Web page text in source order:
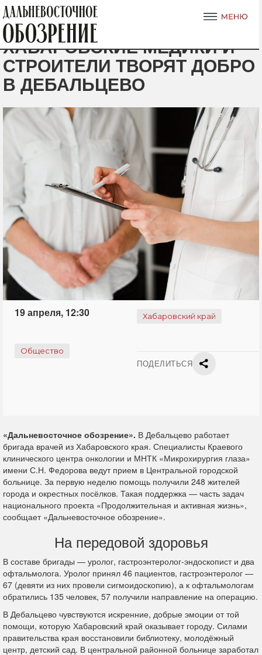
ХАБАРОВСКИЕ МЕДИКИ И
СТРОИТЕЛИ ТВОРЯТ ДОБРО
В ДЕБАЛЬЦЕВО
19 апреля, 12:30 Хабаровский край
Общество
ПОДЕЛИТЬСЯ
«Дальневосточное обозрение». В Дебальцево работает
бригада врачей из Хабаровского края. Специалисты Краевого
клинического центра онкологии и МНТК «Микрохирургия глаза»
имени С.Н. Федорова ведут прием в Центральной городской
больнице. За первую неделю помощь получили 248 жителей
города и окрестных посёлков. Такая поддержка — часть задач
национального проекта «Продолжительная и активная жизнь»,
сообщает «Дальневосточное обозрение».
На передовой здоровья
В составе бригады — уролог, гастроэнтеролог-эндоскопист и два
офтальмолога. Уролог принял 46 пациентов, гастроэнтеролог —
67 (девяти из них провели сигмоидоскопию), а к офтальмологам
обратились 135 человек, 57 получили направление на операцию.
В Дебальцево чувствуются искренние, добрые эмоции от той
помощи, которую Хабаровский край оказывает городу. Силами
правительства края восстановили библиотеку, молодёжный
центр, детский сад. В центральной районной больнице заработал